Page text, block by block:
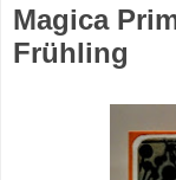
Magica
Frühling